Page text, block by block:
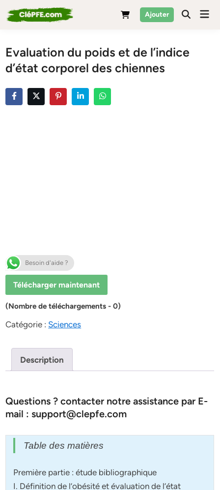
to
Ajouter
Evaluation du poids et de l’indice
d’état corporel des chiennes
Besoin d'aide ?
Télécharger maintenant
(Nombre de téléchargements - 0)
Catégorie : Sciences
Description
Questions ? contacter notre assistance par E-
mail : support@clepfe.com
Table des matières
Première partie : étude bibliographique
I. Définition de l’obésité et évaluation de l’état